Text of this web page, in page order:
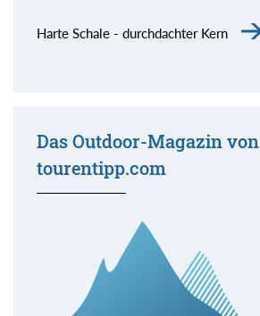
Harte Schale - durchdachter Kern
Das Outdoor-Magazin von
tourentipp.com